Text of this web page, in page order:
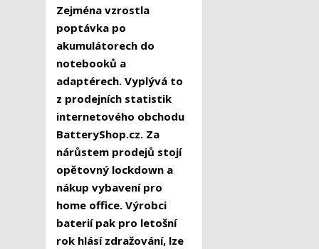
Zejména vzrostla
poptávka po
akumulátorech do
notebooků a
adaptérech. Vyplývá to
z prodejních statistik
internetového obchodu
BatteryShop.cz. Za
nárůstem prodejů stojí
opětovný lockdown a
nákup vybavení pro
home office. Výrobci
baterií pak pro letošní
rok hlásí zdražování, lze